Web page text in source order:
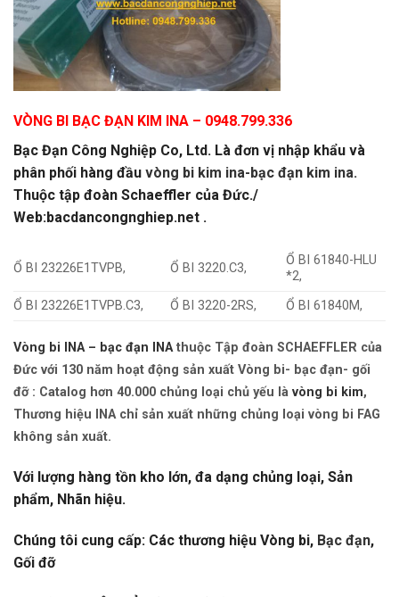
VÒNG BI BẠC ĐẠN KIM INA – 0948.799.336
Bạc Đạn Công Nghiệp Co, Ltd. Là đơn vị nhập khẩu và
phân phối hàng đầu vòng bi kim ina-bạc đạn kim ina.
Thuộc tập đoàn Schaeffler của Đức./
Web:bacdancongnghiep.net .
Ổ BI 23226E1TVPB, Ổ BI 3220.C3,
Ổ BI 61840-HLU
*2,
Ổ BI 23226E1TVPB.C3,
Ổ BI 3220-2RS, Ổ BI 61840M,
Vòng bi INA – bạc đạn INAthuộc Tập đoàn SCHAEFFLER của
Đức với 130 năm hoạt động sản xuất Vòng bi- bạc đạn- gối
đỡ : Catalog hơn 40.000 chủng loại chủ yếu là vòng bi kim,
Thương hiệu INA chỉ sản xuất những chủng loại vòng bi FAG
không sản xuất.
Với lượng hàng tồn kho lớn, đa dạng chủng loại, Sản
phẩm, Nhãn hiệu.
Chúng tôi cung cấp: Các thương hiệu Vòng bi, Bạc đạn,
Gối đỡ